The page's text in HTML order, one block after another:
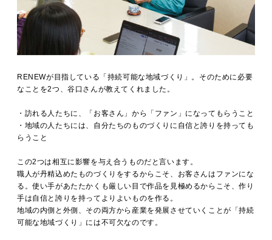
RENEWが目指している「持続可能な地域づくり」。そのために必要
なことを2つ、谷口さんが教えてくれました。
・訪れる人たちに、「お客さん」から「ファン」になってもらうこと
・地域の人たちには、自分たちのものづくりに自信と誇りを持っても
らうこと
この2つは相互に影響を与え合うものだと言います。
職人が丹精込めたものづくりをするからこそ、お客さんはファンにな
る。使い手があたたかくも厳しい目で作品を見極めるからこそ、作り
手は自信と誇りを持ってよりよいものを作る。
地域の内側と外側、その両方から産業を発展させていくことが「持続
可能な地域づくり」には不可欠なのです。